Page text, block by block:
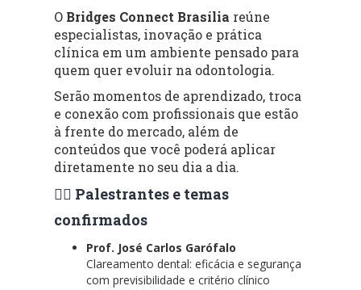
O Bridges Connect Brasília reúne
especialistas, inovação e prática
clínica em um ambiente pensado para
quem quer evoluir na odontologia.
Serão momentos de aprendizado, troca
e conexão com profissionais que estão
à frente do mercado, além de
conteúdos que você poderá aplicar
diretamente no seu dia a dia.
👨‍⚕️ Palestrantes e temas
confirmados
Prof. José Carlos Garófalo
Clareamento dental: eficácia e segurança
com previsibilidade e critério clínico